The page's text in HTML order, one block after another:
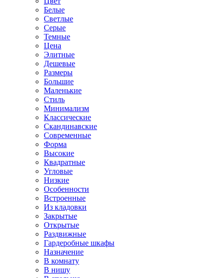
Белые
Светлые
Серые
Темные
Цена
Элитные
Дешевые
Размеры
Большие
Маленькие
Стиль
Минимализм
Классические
Скандинавские
Современные
Форма
Высокие
Квадратные
Угловые
Низкие
Особенности
Встроенные
Из кладовки
Закрытые
Открытые
Раздвижные
Гардеробные шкафы
Назначение
В комнату
В нишу